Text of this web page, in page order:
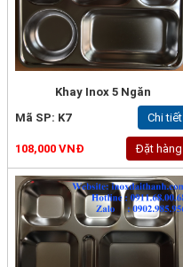
Khay Inox 5 Ngăn
Mã SP: K7
Chi tiết
108,000 VNĐ Đặt hàng